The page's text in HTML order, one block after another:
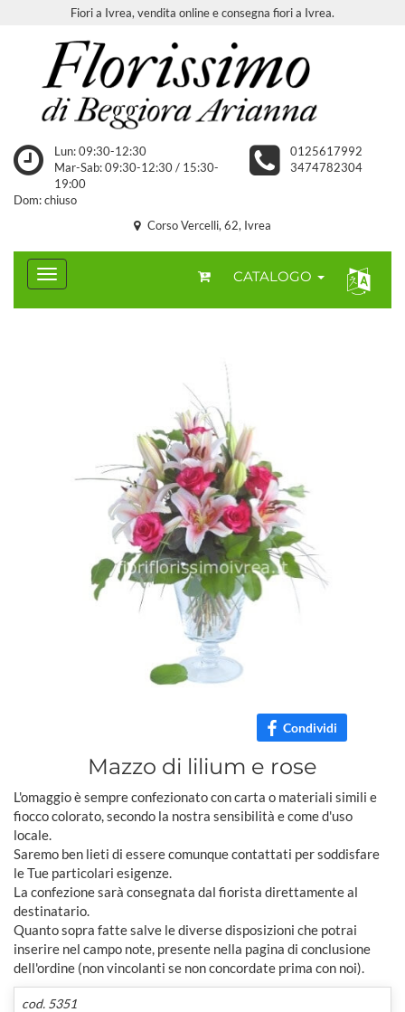
Fiori a Ivrea, vendita online e consegna fiori a Ivrea.
Lun: 09:30-12:30
Mar-Sab: 09:30-12:30 / 15:30-
19:00
Dom: chiuso
0125617992
3474782304
Corso Vercelli, 62, Ivrea
CATALOGO
Condividi
Mazzo di lilium e rose
L'omaggio è sempre confezionato con carta o materiali simili e
fiocco colorato, secondo la nostra sensibilità e come d'uso
locale.
Saremo ben lieti di essere comunque contattati per soddisfare
le Tue particolari esigenze.
La confezione sarà consegnata dal fiorista direttamente al
destinatario.
Quanto sopra fatte salve le diverse disposizioni che potrai
inserire nel campo note, presente nella pagina di conclusione
dell'ordine (non vincolanti se non concordate prima con noi).
cod. 5351